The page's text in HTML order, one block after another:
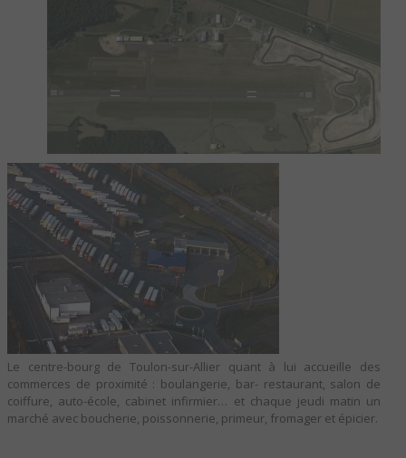
Le centre-bourg de Toulon-sur-Allier quant à lui accueille des
commerces de proximité : boulangerie, bar- restaurant, salon de
coiffure, auto-école, cabinet infirmier… et chaque jeudi matin un
marché avec boucherie, poissonnerie, primeur, fromager et épicier.